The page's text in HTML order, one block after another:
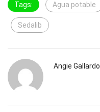
Tags: Agua potable
Sedalib
Angie Gallardo